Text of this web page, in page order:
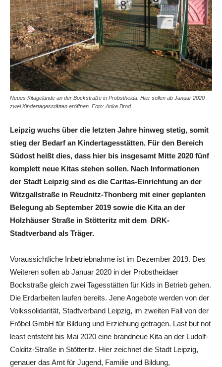
Neues Kitagelände an der Bockstraße in Probstheida. Hier sollen ab Januar 2020
zwei Kindertagesstätten eröffnen. Foto: Anke Brod
Leipzig wuchs über die letzten Jahre hinweg stetig, somit
stieg der Bedarf an Kindertagesstätten. Für den Bereich
Südost heißt dies, dass hier bis insgesamt Mitte 2020 fünf
komplett neue Kitas stehen sollen. Nach Informationen
der Stadt Leipzig sind es die Caritas-Einrichtung an der
Witzgallstraße in Reudnitz-Thonberg mit einer geplanten
Belegung ab September 2019 sowie die Kita an der
Holzhäuser Straße in Stötteritz mit dem DRK-
Stadtverband als Träger.
Voraussichtliche Inbetriebnahme ist im Dezember 2019. Des
Weiteren sollen ab Januar 2020 in der Probstheidaer
Bockstraße gleich zwei Tagesstätten für Kids in Betrieb gehen.
Die Erdarbeiten laufen bereits. Jene Angebote werden von der
Volkssolidarität, Stadtverband Leipzig, im zweiten Fall von der
Fröbel GmbH für Bildung und Erziehung getragen. Last but not
least entsteht bis Mai 2020 eine brandneue Kita an der Ludolf-
Colditz-Straße in Stötteritz. Hier zeichnet die Stadt Leipzig,
genauer das Amt für Jugend, Familie und Bildung,